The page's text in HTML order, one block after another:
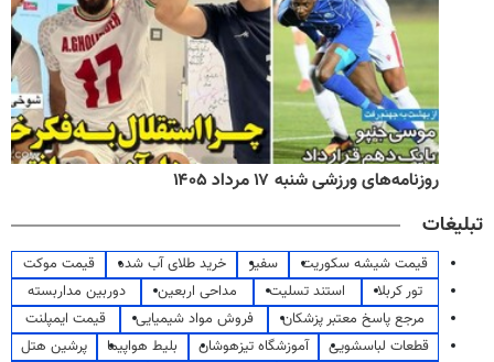
روزنامه‌های ورزشی شنبه ۱۷ مرداد ۱۴۰۵
تبلیغات
قیمت شیشه سکوریت سفیر خرید طلای آب شده
قیمت موکت
تور کربلا
استند تسلیت مداحی اربعین
دوربین مداربسته
مرجع پاسخ معتبر پزشکان
فروش مواد شیمیایی
قیمت ایمپلنت
قطعات لباسشویی
آموزشگاه تیزهوشان بلیط هواپیما
پرشین هتل